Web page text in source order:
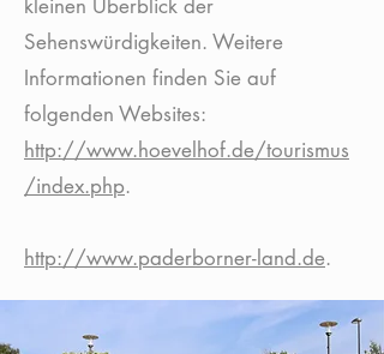
kleinen Überblick der
Sehenswürdigkeiten. Weitere
Informationen finden Sie auf
folgenden Websites:
http://www.hoevelhof.de/tourismus
/index.php.
http://www.paderborner-land.de.